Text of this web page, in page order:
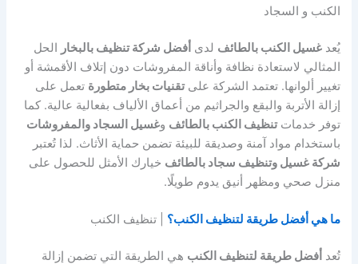
الكنب و السجاد
يُعدغسيل الكنب بالطائف لدى أفضل شركة تنظيف بالبخار الحل
المثالي لاستعادة نظافة وأناقة المفروشات دون إتلاف الأقمشة أو
تغيير ألوانها. تعتمد الشركة علىتقنيات بخار متطورة تعمل على
إزالة الأتربة والبقع والجراثيم من أعماق الألياف بفعالية عالية. كما
توفر خدماتتنظيف الكنب بالطائف وغسيل السجاد والمفروشات
باستخدام مواد آمنة وصديقة للبيئة تضمن حماية الأثاث. لذا تُعتبر
شركة غسيل وتنظيف سجاد بالطائف خيارك الأمثل للحصول على
منزل صحي ومظهر أنيق يدوم طويلًا.
ما هي أفضل طريقة لتنظيف الكنب؟ | تنظيف الكنب
تُعد أفضل طريقة لتنظيف الكنب هي الطريقة التي تضمن إزالة